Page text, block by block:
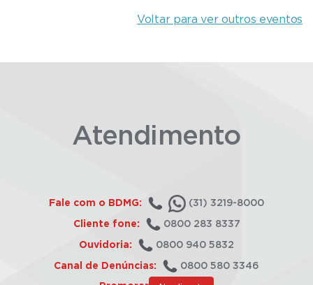
Voltar para ver outros eventos
Atendimento
Fale com o BDMG: (31) 3219-8000
Cliente fone: 0800 283 8337
Ouvidoria: 0800 940 5832
Canal de Denúncias: 0800 580 3346